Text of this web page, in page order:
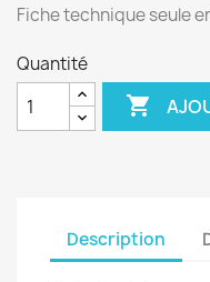
Fiche technique seule
Quantité

Description